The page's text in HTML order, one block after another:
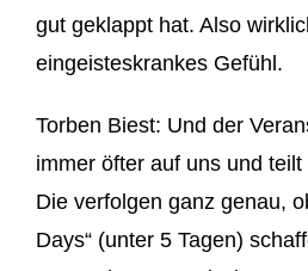
gut geklappt hat. Also
eingeisteskrankes Gefühl.
Torben Biest: Und der
immer öfter auf uns und teilt
Die verfolgen ganz genau,
Days“ (unter 5 Tagen)